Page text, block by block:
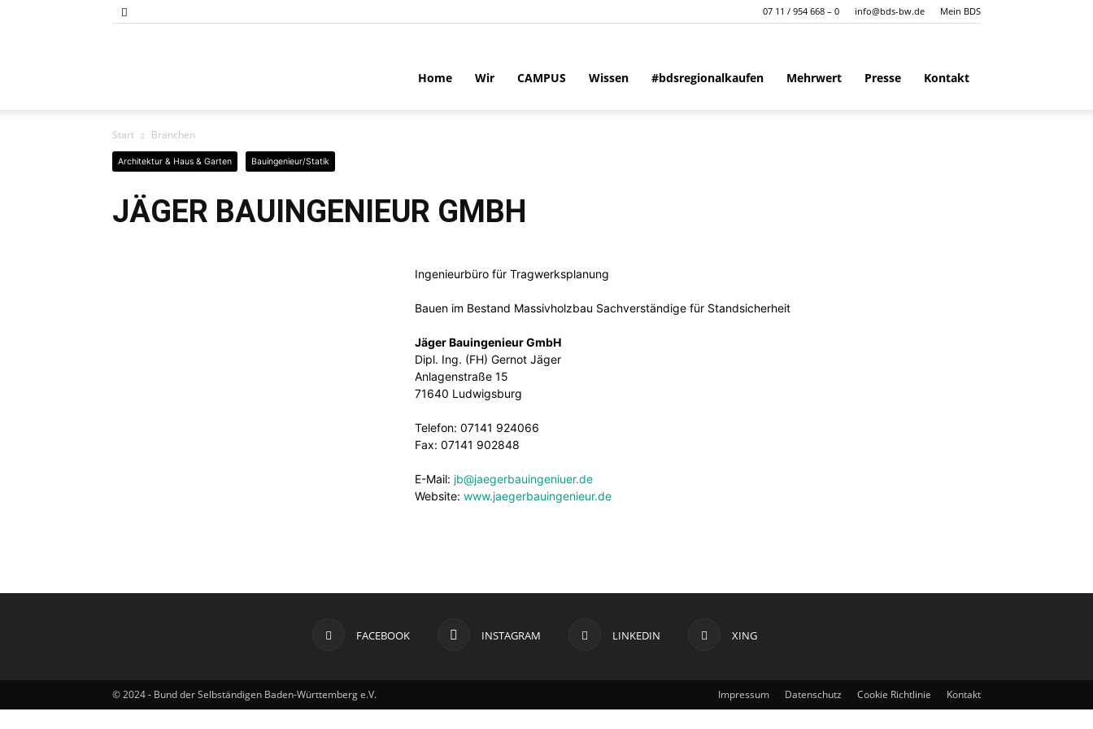
07 11 / 954 668 – 0 info@bds-bw.de Mein BDS
der
Home Wir CAMPUS Wissen #bdsregionalkaufen Mehrwert Presse Kontakt
Start Branchen
Architektur & Haus & Garten Bauingenieur/Statik
JÄGER BAUINGENIEUR GMBH
Ingenieurbüro für Tragwerksplanung
Bauen im Bestand Massivholzbau Sachverständige für Standsicherheit
Jäger Bauingenieur GmbH
Dipl. Ing. (FH) Gernot Jäger
Anlagenstraße 15
71640 Ludwigsburg
Telefon: 07141 924066
Fax: 07141 902848
E-Mail: jb@jaegerbauingeniuer.de
Website: www.jaegerbauingenieur.de
FACEBOOK INSTAGRAM LINKEDIN XING
Impressum Datenschutz Cookie Richtlinie Kontakt
© 2024 - Bund der Selbständigen Baden-Württemberg e.V.